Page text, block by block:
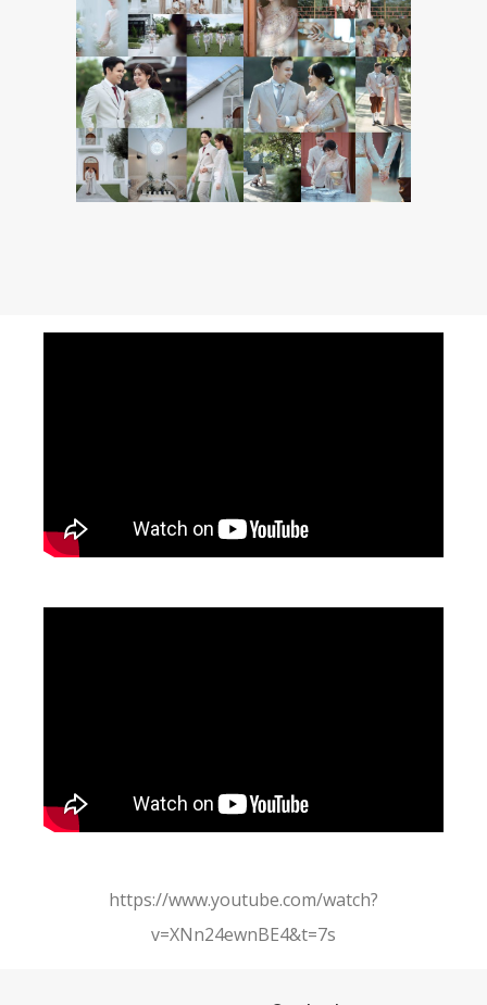
https://www.youtube.com/watch?
v=XNn24ewnBE4&t=7s